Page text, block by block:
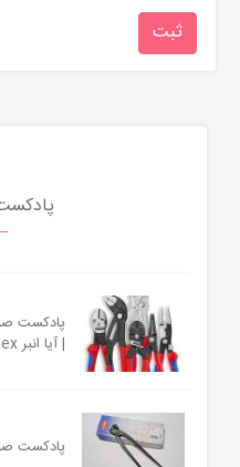
پادکست
| آیا انبر Knipex واقعا ارزش خرید را دارد؟
پادکست